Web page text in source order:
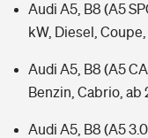
Audi A5, B8 (A5
kW, Diesel, Coupe,
Audi A5, B8 (A5
Benzin, Cabrio, ab
Audi A5, B8 (A5